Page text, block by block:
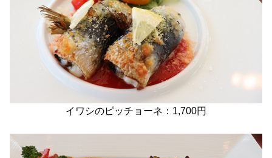
イワシのピッチョーネ：1,700円